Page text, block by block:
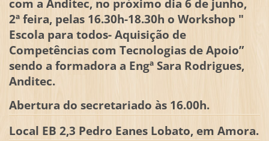
com a Anditec, no próximo dia 6 de junho,
2ª feira, pelas 16.30h-18.30h o Workshop "
Escola para todos- Aquisição de
Competências com Tecnologias de Apoio”
sendo a formadora a Engª Sara Rodrigues,
Anditec.
Abertura do secretariado às 16.00h.
Local EB 2,3 Pedro Eanes Lobato, em Amora.